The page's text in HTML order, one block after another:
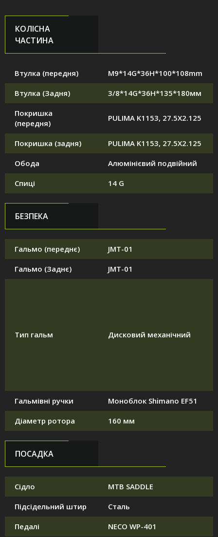
КОЛІСНА
ЧАСТИНА
Втулка (передня) M9*14G*36H*100*108mm
Втулка (Задня) 3/8*14G*36H*135*180мм
Покришка
(передня)
PULIMA K1153, 27.5X2.125
Покришка (задня) PULIMA K1153, 27.5X2.125
Обода Алюмінієвий подвійний
Спиці 14 G
БЕЗПЕКА
Гальмо (переднє) JMT-01
Гальмо (Заднє) JMT-01
Тип гальм Дисковий механічний
Гальмівні ручки Моноблок Shimano EF51
Діаметр ротора 160 мм
ПОСАДКА
Сідло MTB SADDLE
Підсідельний штир Сталь
Педалі NECO WP-401